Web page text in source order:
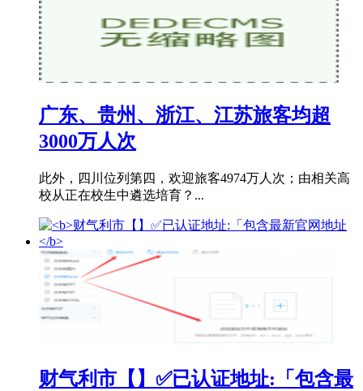
广东、贵州、浙江、江苏旅客均超
3000万人次
此外，四川位列第四，欢迎旅客4974万人次；由相关高
校从正在校生中遴选培育？...
财气利市【】✅已认证地址:「包含最